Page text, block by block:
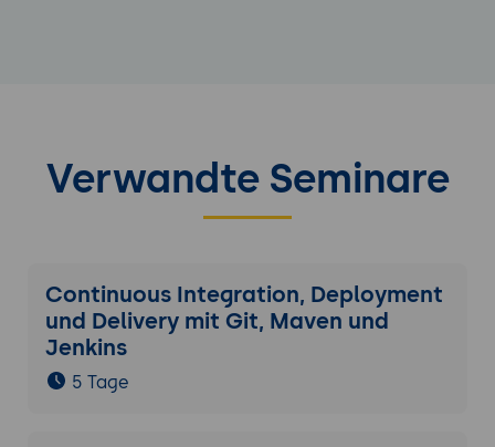
Verwandte Seminare
Continuous Integration, Deployment
und Delivery mit Git, Maven und
Jenkins
5 Tage